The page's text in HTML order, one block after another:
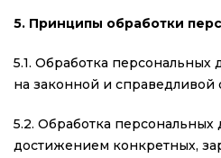
5. Принципы обработки
5.1. Обработка персональных
на законной и справедливой
5.2. Обработка персональных
достижением конкретных,